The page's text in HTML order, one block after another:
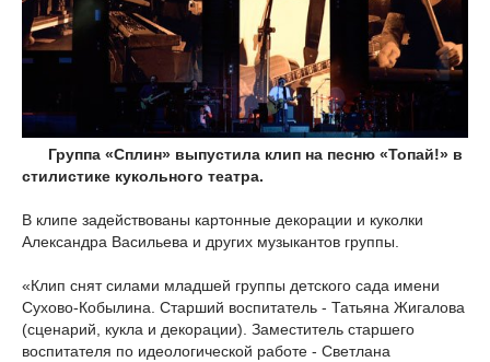
Группа «Сплин» выпустила клип на песню «Топай!» в
стилистике кукольного театра.
В клипе задействованы картонные декорации и куколки
Александра Васильева и других музыкантов группы.
«Клип снят силами младшей группы детского сада имени
Сухово-Кобылина. Старший воспитатель - Татьяна Жигалова
(сценарий, кукла и декорации). Заместитель старшего
воспитателя по идеологической работе - Светлана